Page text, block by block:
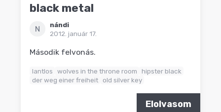
black metal
N
nándi
2012. január 17.
Második felvonás.
lantlos wolves in the throne room
hipster black
der weg einer freiheit old silver key
Elolvasom